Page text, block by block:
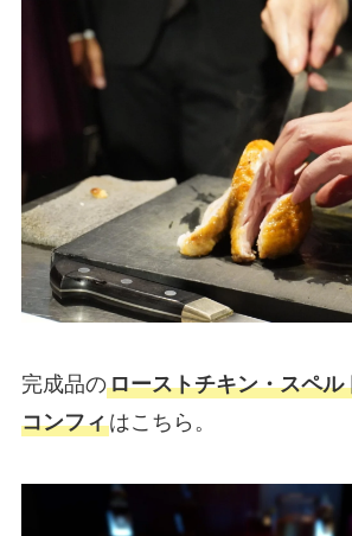
完成品のローストチキン・スペル
コンフィはこちら。